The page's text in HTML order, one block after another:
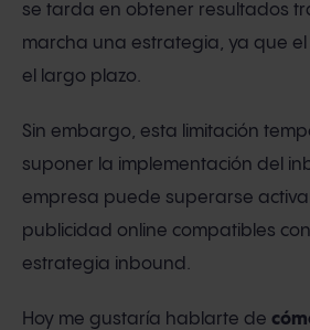
se tarda en obtener resultados
marcha una estrategia, ya que
el largo plazo.
Sin embargo, esta limitación
suponer la implementación del
empresa puede superarse
publicidad online compatibles
estrategia inbound.
Hoy me gustaría hablarte de